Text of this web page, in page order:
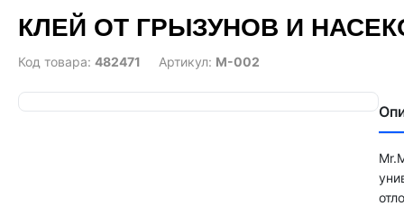
КЛЕЙ ОТ ГРЫЗУНОВ И
Код товара: 482471 Артикул: М-002